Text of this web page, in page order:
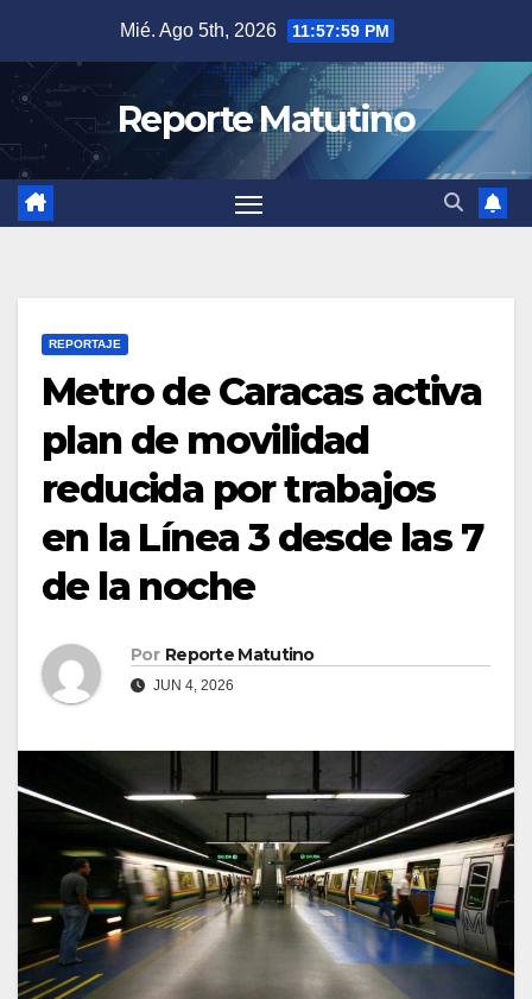
contenido
Mié. Ago 5th, 2026 11:58:00 PM
Reporte Matutino
REPORTAJE
Metro de Caracas activa
plan de movilidad
reducida por trabajos
en la Línea 3 desde las 7
de la noche
Por Reporte Matutino
JUN 4, 2026